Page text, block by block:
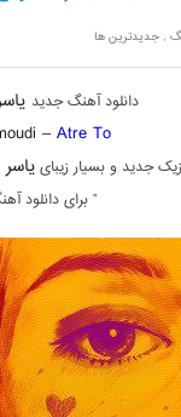
,جدیدترین ها
دانلود آهنگ جدید
–Atre To
جدید و بسیار زیبای
” برای دانلود